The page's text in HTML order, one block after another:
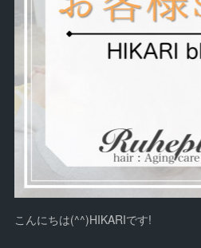
こんにちは(^^)HIKARIです!